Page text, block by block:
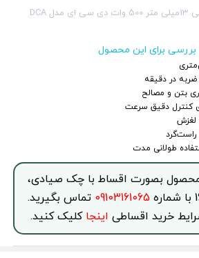
دریل سه نظام آچاری چکشی 13میلی متر 500 وات دی سی ای مدل DCA
بررسی برای این محصول
بتن و مصالح
کنترل دقیق سرعت
لغزش
طولانی مدت
بصورت اقساط با چک صیادی،
09103161065 تماس بگیرید.
خرید اقساطی اینجاکلیک کنید.